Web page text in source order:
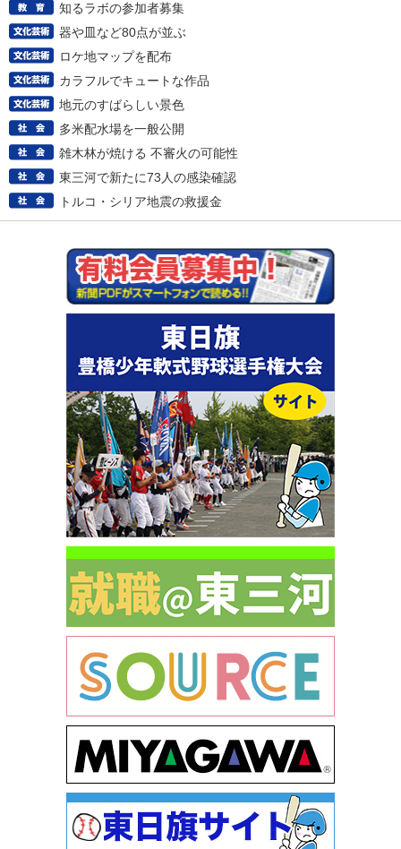
知るラボの参加者募集
器や皿など80点が並ぶ
ロケ地マップを配布
カラフルでキュートな作品
地元のすばらしい景色
多米配水場を一般公開
雑木林が焼ける 不審火の可能性
東三河で新たに73人の感染確認
トルコ・シリア地震の救援金